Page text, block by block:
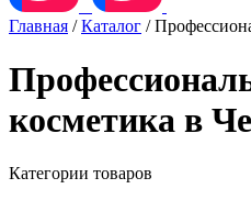
Главная /Каталог /
косметика в
Категории товаров